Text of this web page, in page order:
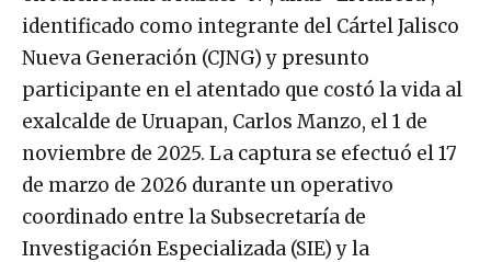
identificado como integrante del Cártel Jalisco
Nueva Generación (CJNG) y presunto
participante en el atentado que costó la vida al
exalcalde de Uruapan, Carlos Manzo, el 1 de
noviembre de 2025. La captura se efectuó el 17
de marzo de 2026 durante un operativo
coordinado entre la Subsecretaría de
Investigación Especializada (SIE) y la